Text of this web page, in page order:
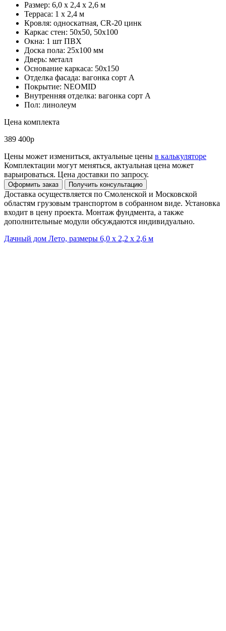
Размер: 6,0 х 2,4 х 2,6 м
Терраса: 1 x 2,4 м
Кровля: односкатная, СR-20 цинк
Каркас стен: 50х50, 50х100
Окна: 1 шт ПВХ
Доска пола: 25х100 мм
Дверь: металл
Основание каркаса: 50х150
Отделка фасада: вагонка сорт А
Покрытие: NEOMID
Внутренняя отделка: вагонка сорт А
Пол: линолеум
Цена комплекта
389 400р
Цены может измениться, актуальные цены в калькуляторе
Комплектации могут меняться, актуальная цена может
варьироваться. Цена доставки по запросу.
Доставка осуществляется по Смоленской и Московской
областям грузовым транспортом в собранном виде. Установка
входит в цену проекта. Монтаж фундмента, а также
дополнительные модули обсуждаются индивидуально.
Дачный дом Лето, размеры 6,0 х 2,2 х 2,6 м